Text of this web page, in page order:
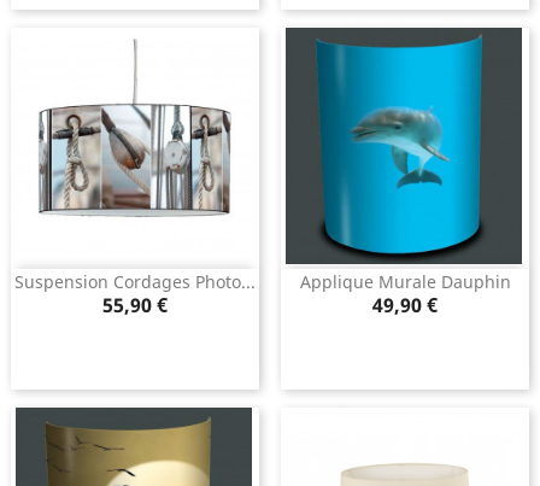
Suspension Cordages Photo...
Prix
55,90 €
Applique Murale Dauphin
Prix
49,90 €